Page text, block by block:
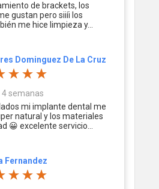
de brackets, los
gustan pero siiíi los
me hice limpieza y...
Dominguez De La Cruz
4 semanas
mi implante dental me
natural y los materiales
😀 excelente servicio...
Fernandez